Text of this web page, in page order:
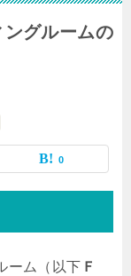
ングルームの
0
ーム（以下 Ｆ